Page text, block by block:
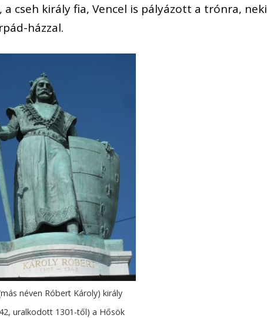
cseh király fia, Vencel is pályázott a trónra, neki
házzal.
néven Róbert Károly) király
uralkodott 1301-től) a Hősök